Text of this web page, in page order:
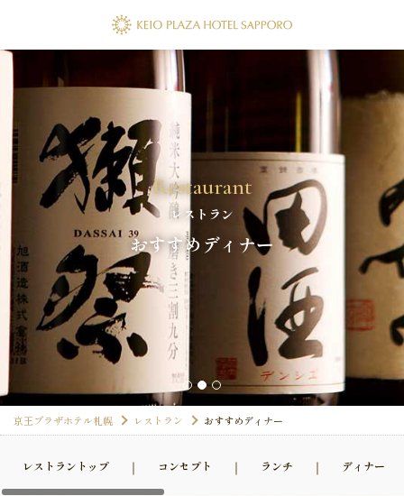
Restaurant
レストラン
おすすめディナー
2 3
京王プラザホテル札幌 レストラン おすすめディナー
レストラントップ コンセプト ランチ ディナー